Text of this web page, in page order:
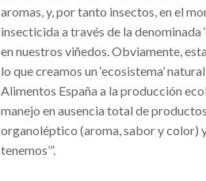
aromas, y, por tanto insectos, en el
insecticida a través de la denominada
en nuestros viñedos. Obviamente,
lo que creamos un ‘ecosistema’
Alimentos España a la producción
manejo en ausencia total de
organoléptico (aroma, sabor y color)
tenemos’”.